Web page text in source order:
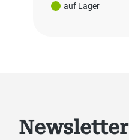
auf Lager
Newsletter